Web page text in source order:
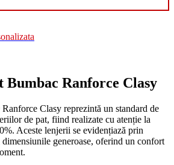
Bumbac Ranforce Clasy
Clasy reprezintă un standard de
de pat, fiind realizate cu atenție la
Aceste lenjerii se evidențiază prin
generoase, oferind un confort